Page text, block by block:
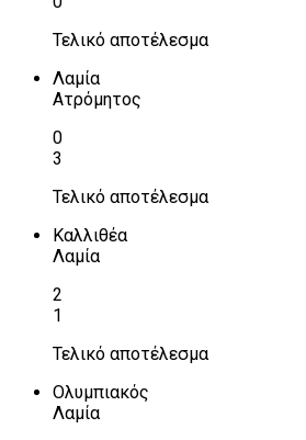
Τελικό αποτέλεσμα
Λαμία
Ατρόμητος
0
3
Τελικό αποτέλεσμα
Καλλιθέα
Λαμία
2
1
Τελικό αποτέλεσμα
Ολυμπιακός
Λαμία